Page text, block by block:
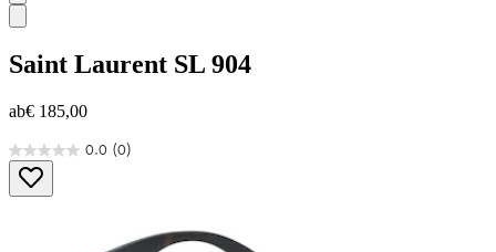
Saint Laurent SL 904
ab€ 185,00
0.0 (0)
0.0
von
5